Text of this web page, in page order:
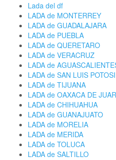
Lada del df
LADA de MONTERREY
LADA de GUADALAJARA
LADA de PUEBLA
LADA de QUERETARO
LADA de VERACRUZ
LADA de
LADA de SAN LUIS POTOSI
LADA de TIJUANA
LADA de OAXACA DE
LADA de CHIHUAHUA
LADA de GUANAJUATO
LADA de MORELIA
LADA de MERIDA
LADA de TOLUCA
LADA de SALTILLO